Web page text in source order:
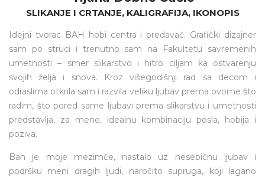
SLIKANJE I CRTANJE, KALIGRAFIJA, IKONOPIS
Idejni tvorac BAH hobi centra i predavač. Grafički dizajner
sam po struci i trenutno sam na Fakultetu savremenih
umetnosti – smer slikarstvo i hitro ciljam ka ostvarenju
svojih želja i snova. Kroz višegodišnji rad sa decom i
odraslima otkrila sam i razvila veliku ljubav prema ovome što
radim, što pored same ljubavi prema slikarstvu i umetnosti
predstavlja, za mene, idealnu kombinaciju posla, hobija i
poziva.
Bah je moje mezimče, nastalo uz nesebičnu ljubav i
podršku meni dragih ljudi, naročito supruga, koji lagano